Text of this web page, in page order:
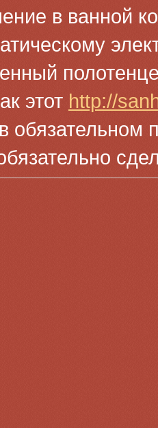
в ванной
этот http://
обязательном